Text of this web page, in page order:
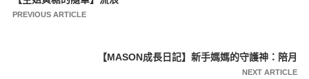
文
PREVIOUS ARTICLE
【MASON成長日記】新手媽媽的守護神：陪月
NEXT ARTICLE